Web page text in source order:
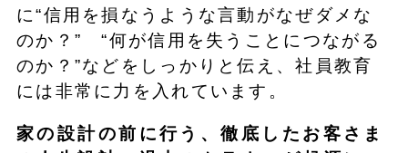
に“信用を損なうような言動がなぜダメな
のか？” “何が信用を失うことにつながる
のか？”などをしっかりと伝え、社員教育
には非常に力を入れています。
家の設計の前に行う、徹底したお客さま